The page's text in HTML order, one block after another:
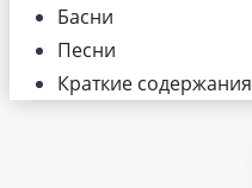
Басни
Песни
Краткие содержания